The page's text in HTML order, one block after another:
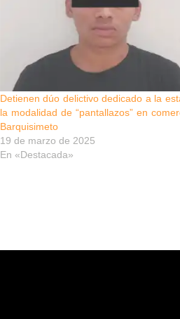
Detienen dúo delictivo dedicado a la
la modalidad de “pantallazos” en
Barquisimeto
19 de marzo de 2025
En «Destacada»